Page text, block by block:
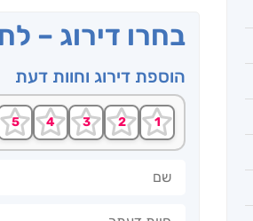
בחרו דירוג –
הוספת דירוג וחוות דעת